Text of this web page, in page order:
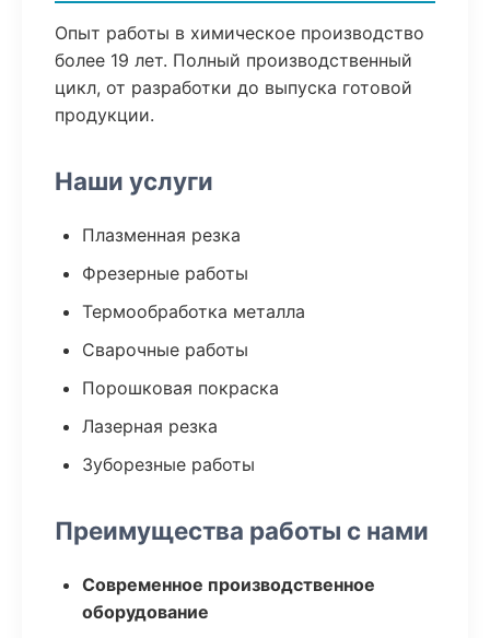
Опыт работы в химическое производство
более 19 лет. Полный производственный
цикл, от разработки до выпуска готовой
продукции.
Наши услуги
Плазменная резка
Фрезерные работы
Термообработка металла
Сварочные работы
Порошковая покраска
Лазерная резка
Зуборезные работы
Преимущества работы с нами
Современное производственное
оборудование